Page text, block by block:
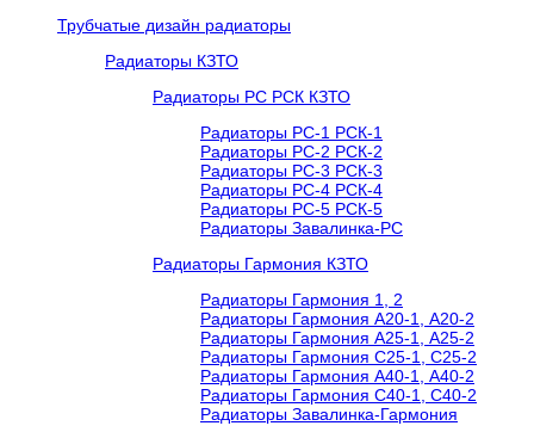
Трубчатые дизайн радиаторы
Радиаторы КЗТО
Радиаторы РС РСК КЗТО
Радиаторы РС-1 РСК-1
Радиаторы РС-2 РСК-2
Радиаторы РС-3 РСК-3
Радиаторы РС-4 РСК-4
Радиаторы РС-5 РСК-5
Радиаторы Завалинка-РС
Радиаторы Гармония КЗТО
Радиаторы Гармония 1, 2
Радиаторы Гармония А20-1, А20-2
Радиаторы Гармония А25-1, А25-2
Радиаторы Гармония С25-1, С25-2
Радиаторы Гармония А40-1, А40-2
Радиаторы Гармония С40-1, С40-2
Радиаторы Завалинка-Гармония